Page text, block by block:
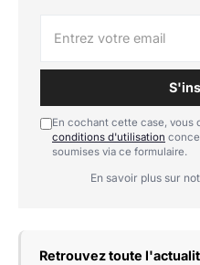
En cochant cette case, vous
conditions d'utilisation
soumises via ce formulaire.
En savoir plus sur
Retrouvez toute